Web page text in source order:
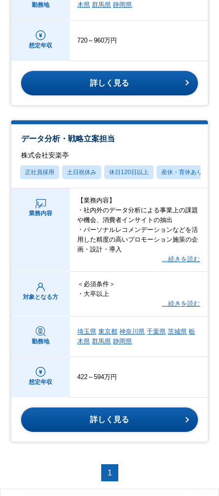
勤務地
木県 群馬県 静岡県
想定年収
720～960万円
詳しく見る
データ分析・戦略立案担当
株式会社安楽亭
正社員採用 土日祝休み 休日120日以上 産休・育休あり
業務内容
【業務内容】
・社内外のデータ分析による事業上の課題
や機会、消費者インサイトの抽出
・パーソナルレコメンデーションなどを活
用した精度の高いプロモーション施策の企
画・設計・導入
…続きを読む
対象となる方
＜必須条件＞
・大卒以上
…続きを読む
勤務地
埼玉県 東京都 神奈川県 千葉県 茨城県 栃
木県 群馬県 静岡県
想定年収
422～594万円
詳しく見る
1